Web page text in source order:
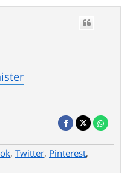
, Twitter, Pinterest,